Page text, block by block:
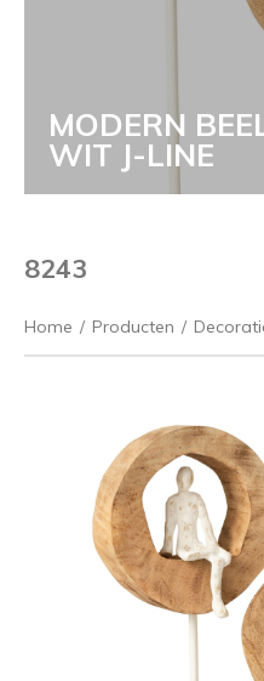
MODERN
WIT J-LINE
8243
Home / Producten /